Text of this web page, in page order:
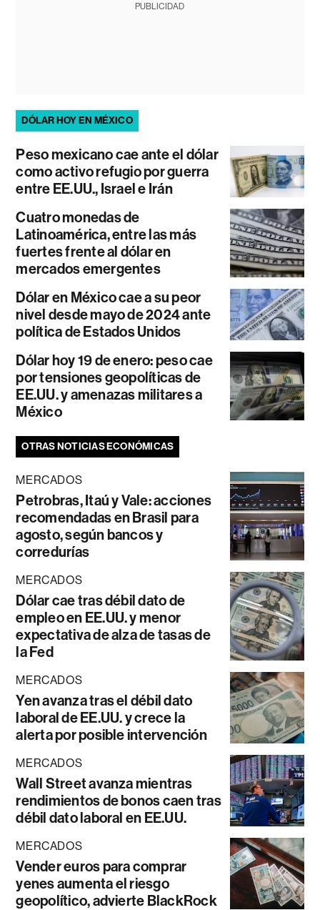
PUBLICIDAD
DÓLAR HOY EN MÉXICO
Peso mexicano cae ante el dólar
como activo refugio por guerra
entre EE.UU., Israel e Irán
Cuatro monedas de
Latinoamérica, entre las más
fuertes frente al dólar en
mercados emergentes
Dólar en México cae a su peor
nivel desde mayo de 2024 ante
política de Estados Unidos
Dólar hoy 19 de enero: peso cae
por tensiones geopolíticas de
EE.UU. y amenazas militares a
México
OTRAS NOTICIAS ECONÓMICAS
MERCADOS
Petrobras, Itaú y Vale: acciones
recomendadas en Brasil para
agosto, según bancos y
corredurías
MERCADOS
Dólar cae tras débil dato de
empleo en EE.UU. y menor
expectativa de alza de tasas de
la Fed
MERCADOS
Yen avanza tras el débil dato
laboral de EE.UU. y crece la
alerta por posible intervención
MERCADOS
Wall Street avanza mientras
rendimientos de bonos caen tras
débil dato laboral en EE.UU.
MERCADOS
Vender euros para comprar
yenes aumenta el riesgo
geopolítico, advierte BlackRock